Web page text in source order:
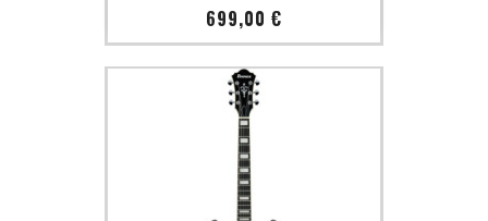
Prix
699,00 €